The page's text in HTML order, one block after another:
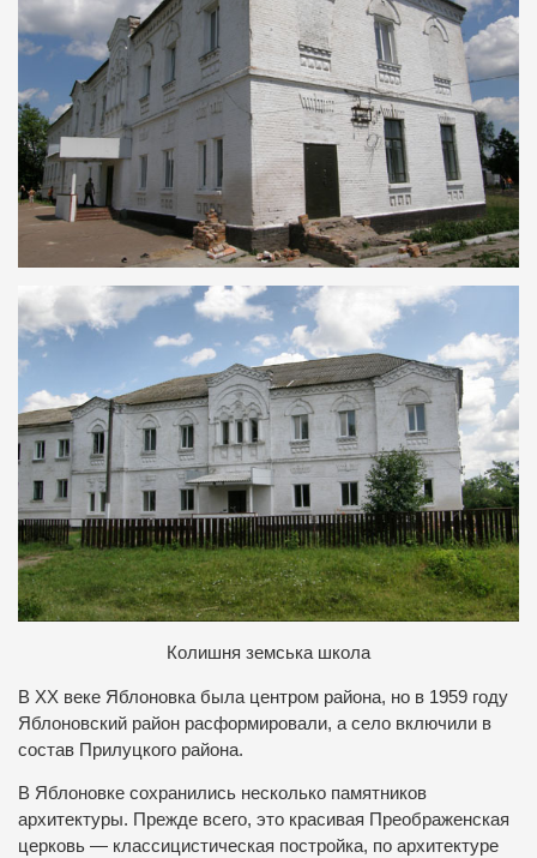
Колишня земська школа
В ХХ веке Яблоновка была центром района, но в 1959 году
Яблоновский район расформировали, а село включили в
состав Прилуцкого района.
В Яблоновке сохранились несколько памятников
архитектуры. Прежде всего, это красивая Преображенская
церковь — классицистическая постройка, по архитектуре